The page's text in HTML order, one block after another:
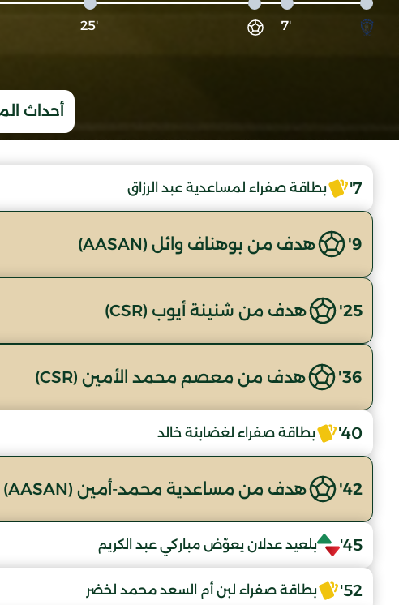
'7
'25
أحداث
7' بطاقة صفراء لمساعدية عبد الرزاق
9' هدف من بوهناف وائل (AASAN)
25' هدف من شنينة أيوب (CSR)
36' هدف من معصم محمد الأمين (CSR)
40' بطاقة صفراء لغضابنة خالد
42' هدف من مساعدية محمد-أمين (AASAN)
45' بلعيد عدلان يعوّض مباركي عبد الكريم
52' بطاقة صفراء لبن أم السعد محمد لخضر